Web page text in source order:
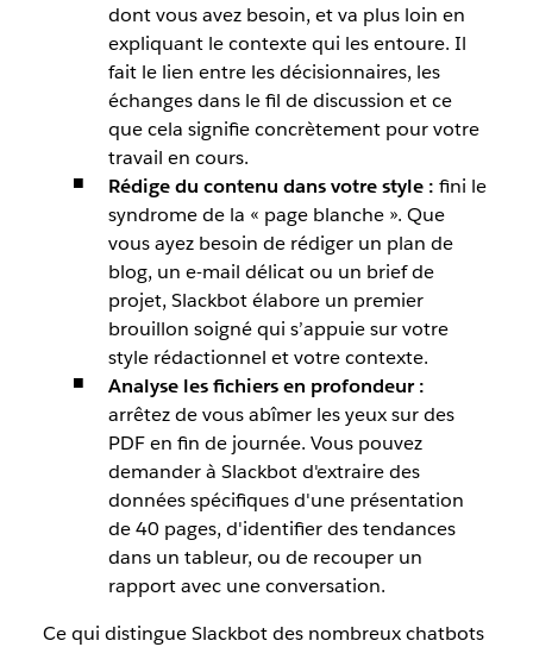
dont vous avez besoin, et va plus loin en
expliquant le contexte qui les entoure. Il
fait le lien entre les décisionnaires, les
échanges dans le fil de discussion et ce
que cela signifie concrètement pour votre
travail en cours.
Rédige du contenu dans votre style : fini le
syndrome de la « page blanche ». Que
vous ayez besoin de rédiger un plan de
blog, un e-mail délicat ou un brief de
projet, Slackbot élabore un premier
brouillon soigné qui s’appuie sur votre
style rédactionnel et votre contexte.
Analyse les fichiers en profondeur :
arrêtez de vous abîmer les yeux sur des
PDF en fin de journée. Vous pouvez
demander à Slackbot d'extraire des
données spécifiques d'une présentation
de 40 pages, d'identifier des tendances
dans un tableur, ou de recouper un
rapport avec une conversation.
Ce qui distingue Slackbot des nombreux chatbots